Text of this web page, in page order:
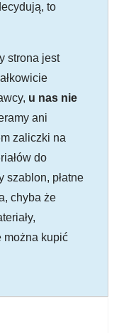
to
strona jest
u nas nie
ani
zaliczki na
do
szablon, płatne
chyba że
można kupić